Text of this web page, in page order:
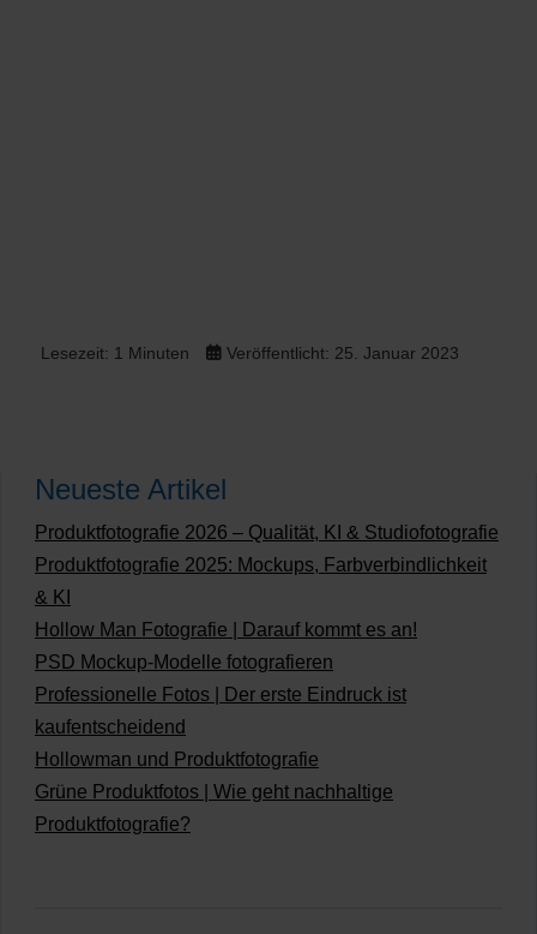
Lesezeit: 1 Minuten Veröffentlicht: 25. Januar 2023
Neueste Artikel
Produktfotografie 2026 – Qualität, KI & Studiofotografie
Produktfotografie 2025: Mockups, Farbverbindlichkeit
& KI
Hollow Man Fotografie | Darauf kommt es an!
PSD Mockup-Modelle fotografieren
Professionelle Fotos | Der erste Eindruck ist
kaufentscheidend
Hollowman und Produktfotografie
Grüne Produktfotos | Wie geht nachhaltige
Produktfotografie?